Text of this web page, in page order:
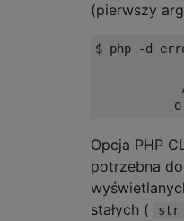
(pierwszy
$ php -d
Opcja PHP
potrzebna
stałych (